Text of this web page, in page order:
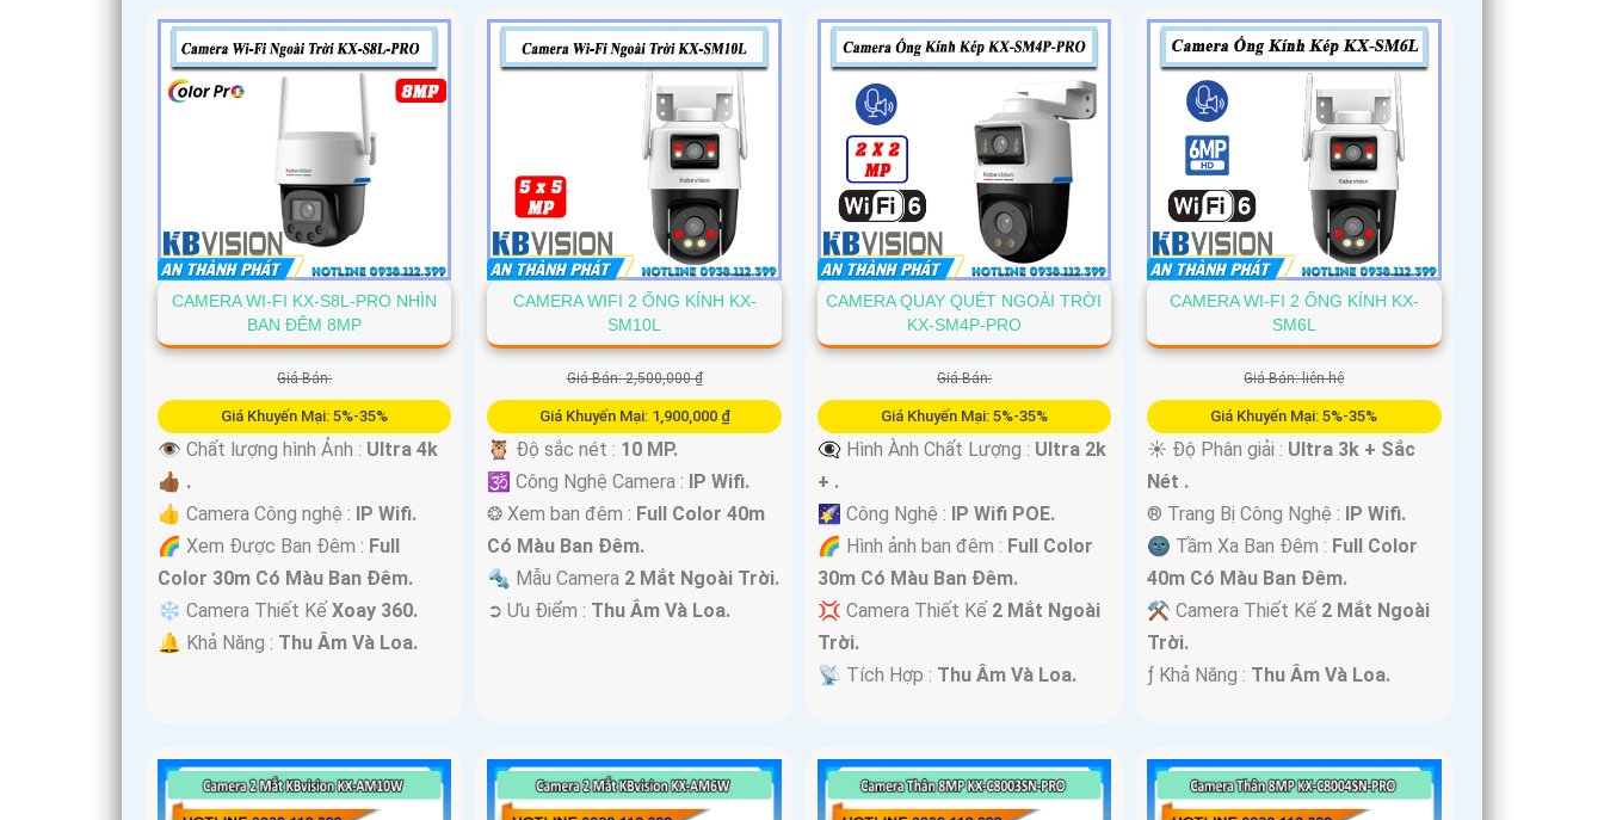
CAMERA WI-FI KX-S8L-PRO NHÌN
BAN ĐÊM 8MP
Giá Bán:
Giá Khuyến Mại: 5%-35%
👁 Chất lượng hình Ảnh : Ultra 4k
👍🏾 .
👍 Camera Công nghệ : IP Wifi.
🌈 Xem Được Ban Đêm : Full
Color 30m Có Màu Ban Ðêm.
❄ Camera Thiết Kế Xoay 360.
️🔔 Khả Năng : Thu Âm Và Loa.
CAMERA WIFI 2 ỐNG KÍNH KX-
SM10L
Giá Bán: 2,500,000 ₫
Giá Khuyến Mại: 1,900,000 ₫
🦉 Độ sắc nét : 10 MP.
🕉️ Công Nghệ Camera : IP Wifi.
❂ Xem ban đêm : Full Color 40m
Có Màu Ban Ðêm.
🔩 Mẫu Camera 2 Mắt Ngoài Trời.
️➲ Ưu Điểm : Thu Âm Và Loa.
CAMERA QUAY QUÉT NGOÀI TRỜI
KX-SM4P-PRO
Giá Bán:
Giá Khuyến Mại: 5%-35%
👁️‍🗨 Hình Ành Chất Lượng : Ultra 2k
+ .
🌠 Công Nghệ : IP Wifi POE.
🌈 Hình ảnh ban đêm : Full Color
30m Có Màu Ban Ðêm.
💢 Camera Thiết Kế 2 Mắt Ngoài
Trời.
️📡 Tích Hợp : Thu Âm Và Loa.
CAMERA WI-FI 2 ỐNG KÍNH KX-
SM6L
Giá Bán: liên hệ
Giá Khuyến Mại: 5%-35%
☀️ Độ Phân giải : Ultra 3k + Sắc
Nét .
®️ Trang Bị Công Nghệ : IP Wifi.
🌚 Tầm Xa Ban Đêm : Full Color
40m Có Màu Ban Ðêm.
⚒ Camera Thiết Kế 2 Mắt Ngoài
Trời.
️ƒ Khả Năng : Thu Âm Và Loa.